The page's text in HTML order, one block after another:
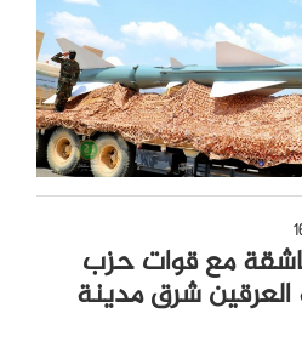
مع قوات حزب
شرق مدينة